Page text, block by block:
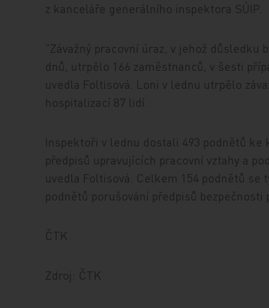
z kanceláře generálního inspektora SÚIP.
"Závažný pracovní úraz, v jehož důsledku
dnů, utrpělo 166 zaměstnanců, v šesti
uvedla Foltisová. Loni v lednu utrpělo
hospitalizací 87 lidí.
Inspektoři v lednu dostali 493 podnětů
předpisů upravujících pracovní vztahy a
uvedla Foltisová. Celkem 154 podnětů se
podnětů porušování předpisů bezpečnosti
ČTK
Zdroj: ČTK